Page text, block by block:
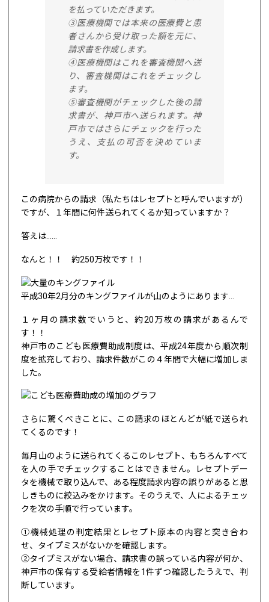
を払っていただきます。
③医療機関では本来の医療費と患
者さんから受け取った額を元に、
請求書を作成します。
④医療機関はこれを審査機関へ送
り、審査機関はこれをチェックし
ます。
⑤審査機関がチェックした後の請
求書が、神戸市へ送られます。神
戸市ではさらにチェックを行った
うえ、支払の可否を決めていま
す。
この病院からの請求（私たちはレセプトと呼んでいますが）
ですが、１年間に何件送られてくるか知っていますか？
答えは……
なんと！！ 約250万枚です！！
平成30年2月分のキングファイルが山のようにあります…
１ヶ月の請求数でいうと、約20万枚の請求があるんで
す！！
神戸市のこども医療費助成制度は、平成24年度から順次制
度を拡充しており、請求件数がこの４年間で大幅に増加しま
した。
さらに驚くべきことに、この請求のほとんどが紙で送られ
てくるのです！
毎月山のように送られてくるこのレセプト、もちろんすべて
を人の手でチェックすることはできません。レセプトデー
タを機械で取り込んで、ある程度請求内容の誤りがあると思
しきものに絞込みをかけます。そのうえで、人によるチェッ
クを次の手順で行っています。
①機械処理の判定結果とレセプト原本の内容と突き合わ
せ、タイプミスがないかを確認します。
②タイプミスがない場合、請求書の誤っている内容が何か、
神戸市の保有する受給者情報を1件ずつ確認したうえで、判
断しています。